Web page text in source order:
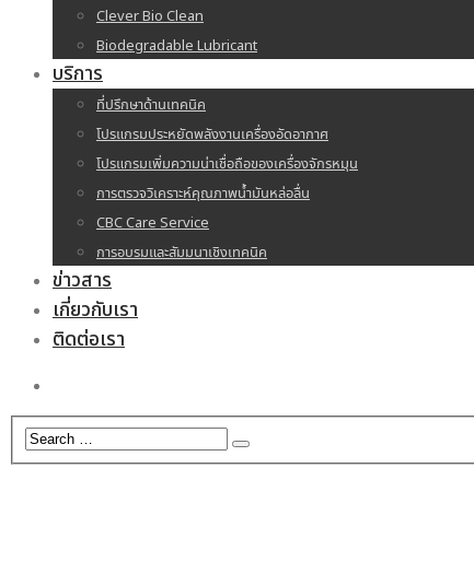
Clever Bio Clean
Biodegradable Lubricant
บริการ
ที่ปรึกษาด้านเทคนิค
โปรแกรมประหยัดพลังงานเครื่องอัดอากาศ
โปรแกรมเพิ่มความน่าเชื่อถือของเครื่องจักรหมุน
การตรวจวิเคราะห์คุณภาพน้ำมันหล่อลื่น
CBC Care Service
การอบรมและสัมมนาเชิงเทคนิค
ข่าวสาร
เกี่ยวกับเรา
ติดต่อเรา